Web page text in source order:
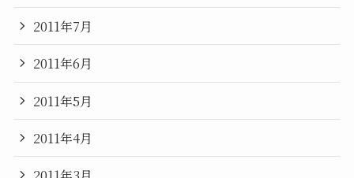
2011年7月
2011年6月
2011年5月
2011年4月